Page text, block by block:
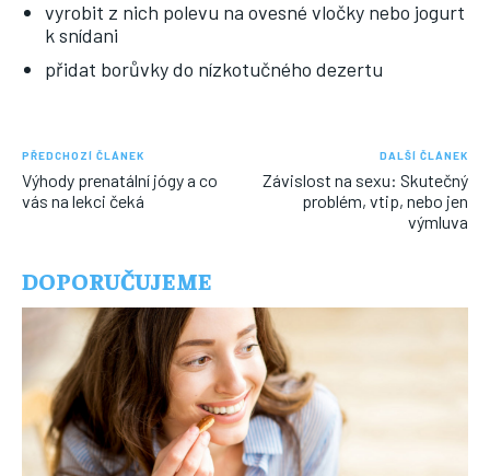
vyrobit z nich polevu na ovesné vločky nebo jogurt
k snídani
přidat borůvky do nízkotučného dezertu
PŘEDCHOZÍ ČLÁNEK
Výhody prenatální jógy a co
vás na lekci čeká
DALŠÍ ČLÁNEK
Závislost na sexu: Skutečný
problém, vtip, nebo jen
výmluva
DOPORUČUJEME